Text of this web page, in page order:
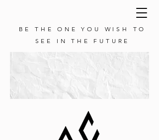
BE THE ONE YOU WISH TO
SEE IN THE FUTURE